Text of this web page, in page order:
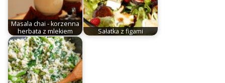
Masala chai - korzenna
herbata z mlekiem
Sałatka z figami